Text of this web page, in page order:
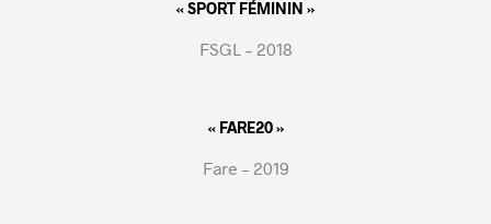
« SPORT FÉMININ »
FSGL – 2018
« FARE20 »
Fare – 2019